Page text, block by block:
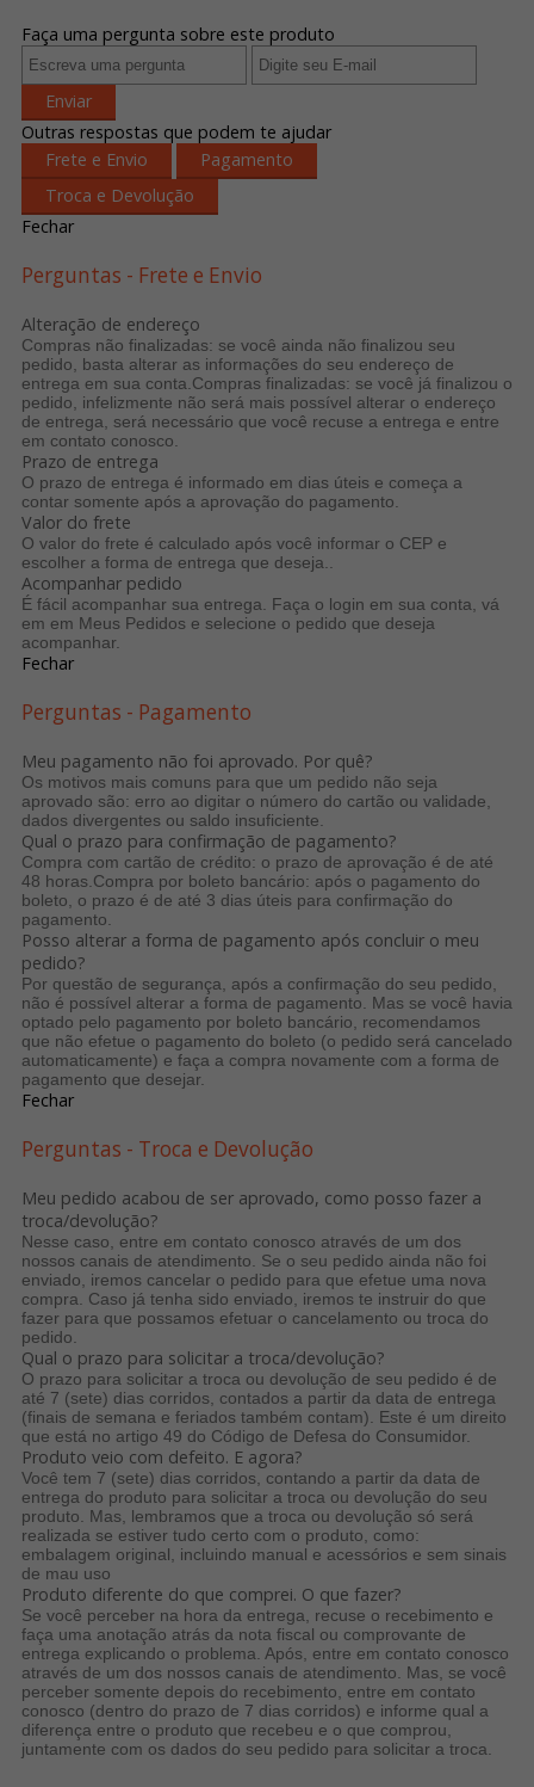
Faça uma pergunta sobre este produto
Enviar
Outras respostas que podem te ajudar
Frete e Envio
Pagamento
Troca e Devolução
Fechar
Perguntas - Frete e Envio
Alteração de endereço
Compras não finalizadas: se você ainda não finalizou seu
pedido, basta alterar as informações do seu endereço de
entrega em sua conta.Compras finalizadas: se você já finalizou o
pedido, infelizmente não será mais possível alterar o endereço
de entrega, será necessário que você recuse a entrega e entre
em contato conosco.
Prazo de entrega
O prazo de entrega é informado em dias úteis e começa a
contar somente após a aprovação do pagamento.
Valor do frete
O valor do frete é calculado após você informar o CEP e
escolher a forma de entrega que deseja..
Acompanhar pedido
É fácil acompanhar sua entrega. Faça o login em sua conta, v
em em Meus Pedidos e selecione o pedido que deseja
acompanhar.
Fechar
Perguntas - Pagamento
Meu pagamento não foi aprovado. Por quê?
Os motivos mais comuns para que um pedido não seja
aprovado são: erro ao digitar o número do cartão ou validade,
dados divergentes ou saldo insuficiente.
Qual o prazo para confirmação de pagamento?
Compra com cartão de crédito: o prazo de aprovação é de até
48 horas.Compra por boleto bancário: após o pagamento do
boleto, o prazo é de até 3 dias úteis para confirmação do
pagamento.
Posso alterar a forma de pagamento após concluir o meu
pedido?
Por questão de segurança, após a confirmação do seu pedido,
não é possível alterar a forma de pagamento. Mas se você havia
optado pelo pagamento por boleto bancário, recomendamos
que não efetue o pagamento do boleto (o pedido será cancelado
automaticamente) e faça a compra novamente com a forma de
pagamento que desejar.
Fechar
Perguntas - Troca e Devolução
Meu pedido acabou de ser aprovado, como posso fazer a
troca/devolução?
Nesse caso, entre em contato conosco através de um dos
nossos canais de atendimento. Se o seu pedido ainda não foi
enviado, iremos cancelar o pedido para que efetue uma nova
compra. Caso já tenha sido enviado, iremos te instruir do que
fazer para que possamos efetuar o cancelamento ou troca do
pedido.
Qual o prazo para solicitar a troca/devolução?
O prazo para solicitar a troca ou devolução de seu pedido é de
até 7 (sete) dias corridos, contados a partir da data de entrega
(finais de semana e feriados também contam). Este é um direito
que está no artigo 49 do Código de Defesa do Consumidor.
Produto veio com defeito. E agora?
Você tem 7 (sete) dias corridos, contando a partir da data de
entrega do produto para solicitar a troca ou devolução do seu
produto. Mas, lembramos que a troca ou devolução só ser
realizada se estiver tudo certo com o produto, como:
embalagem original, incluindo manual e acessórios e sem sinais
de mau uso
Produto diferente do que comprei. O que fazer?
Se você perceber na hora da entrega, recuse o recebimento e
faça uma anotação atrás da nota fiscal ou comprovante de
entrega explicando o problema. Após, entre em contato conosco
através de um dos nossos canais de atendimento. Mas, se você
perceber somente depois do recebimento, entre em contato
conosco (dentro do prazo de 7 dias corridos) e informe qual a
diferença entre o produto que recebeu e o que comprou,
juntamente com os dados do seu pedido para solicitar a troca.